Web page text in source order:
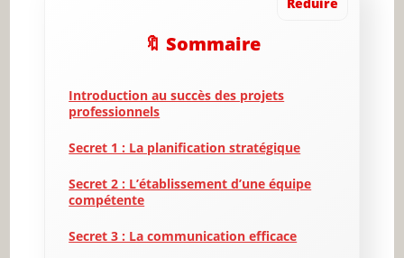
🔖 Sommaire
Introduction au succès des projets
professionnels
Secret 1 : La planification stratégique
Secret 2 : L’établissement d’une équipe
compétente
Secret 3 : La communication efficace